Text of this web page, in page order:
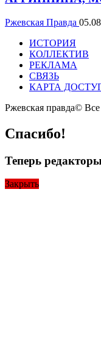
Ржевская Правда
ИСТОРИЯ
КОЛЛЕКТИВ
РЕКЛАМА
СВЯЗЬ
КАРТА
Ржевская правда©
Спасибо!
Теперь
Закрыть